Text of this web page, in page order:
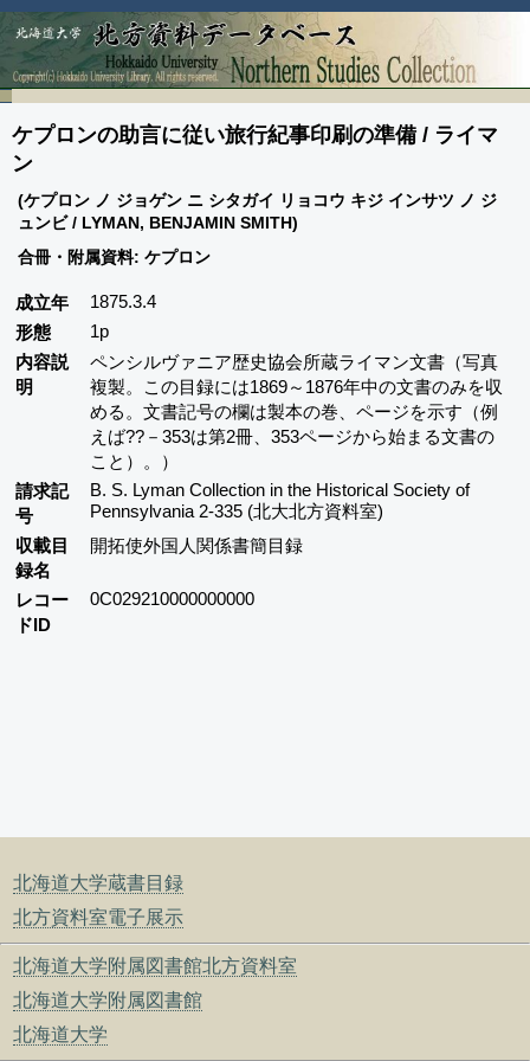
北海道大学蔵書目録
北方資料室電子展示
北海道大学附属図書館北方資料室
北海道大学附属図書館
北海道大学
ケプロンの助言に従い旅行紀事印刷の準備 / ライマ
ン
(ケプロン ノ ジョゲン ニ シタガイ リョコウ キジ インサツ ノ ジ
ュンビ / LYMAN, BENJAMIN SMITH)
合冊・附属資料: ケプロン
成立年
1875.3.4
形態
1p
内容説
明
ペンシルヴァニア歴史協会所蔵ライマン文書（写真
複製。この目録には1869～1876年中の文書のみを収
める。文書記号の欄は製本の巻、ページを示す（例
えば??－353は第2冊、353ページから始まる文書の
こと）。）
請求記
号
B. S. Lyman Collection in the Historical Society of
Pennsylvania 2-335 (北大北方資料室)
収載目
録名
開拓使外国人関係書簡目録
レコー
ドID
0C029210000000000